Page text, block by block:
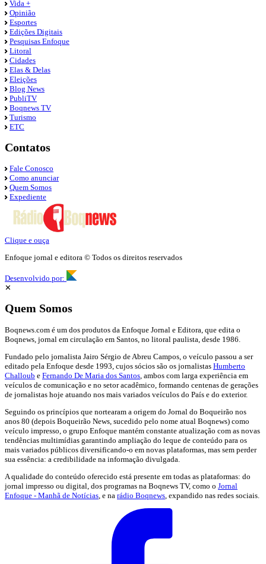
Vida +
Opinião
Esportes
Edições Digitais
Pesquisas Enfoque
Litoral
Cidades
Elas & Delas
Eleições
Blog News
PubliTV
Boqnews TV
Turismo
ETC
Contatos
Fale Conosco
Como anunciar
Quem Somos
Expediente
Clique e ouça
Enfoque jornal e editora © Todos os direitos reservados
Desenvolvido por:
✕
Quem Somos
Boqnews.com é um dos produtos da Enfoque Jornal e Editora, que edita o
Boqnews, jornal em circulação em Santos, no litoral paulista, desde 1986.
Fundado pelo jornalista Jairo Sérgio de Abreu Campos, o veículo passou a ser
editado pela Enfoque desde 1993, cujos sócios são os jornalistas Humberto
Challoub e Fernando De Maria dos Santos , ambos com larga experiência em
veículos de comunicação e no setor acadêmico, formando centenas de gerações
de jornalistas hoje atuando nos mais variados veículos do País e do exterior.
Seguindo os princípios que nortearam a origem do Jornal do Boqueirão nos
anos 80 (depois Boqueirão News, sucedido pelo nome atual Boqnews) como
veículo impresso, o grupo Enfoque mantém constante atualização com as novas
tendências multimídias garantindo ampliação do leque de conteúdo para os
mais variados públicos diversificando-o em novas plataformas, mas sem perder
sua essência: a credibilidade na informação divulgada.
A qualidade do conteúdo oferecido está presente em todas as plataformas: do
jornal impresso ou digital, dos programas na Boqnews TV, como o Jornal
Enfoque - Manhã de Notícias , e na rádio Boqnews , expandido nas redes sociais.